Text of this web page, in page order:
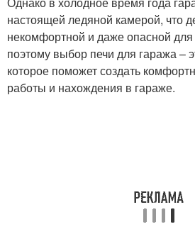
настоящей ледяной камерой, что
некомфортной и даже опасной
поэтому выбор печи для гаража –
которое поможет создать
работы и нахождения в гараже.